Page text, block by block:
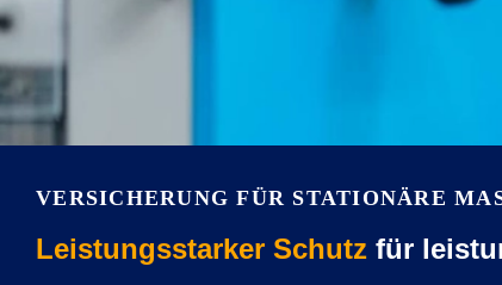
VERSICHERUNG FÜR STATIONÄRE
Leistungsstarker Schutz für